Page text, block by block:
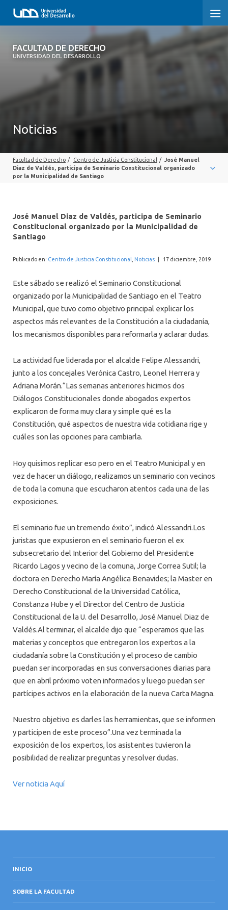
FACULTAD DE DERECHO
UNIVERSIDAD DEL DESARROLLO
FACULTAD DE DERECHO
SOBRE LA FACULTAD
PROFESORES
INTERNACIONAL
Noticias
Facultad de Derecho / Centro de Justicia Constitucional / José Manuel
Diaz de Valdés, participa de Seminario Constitucional organizado
por la Municipalidad de Santiago
José Manuel Diaz de Valdés, participa de Seminario
Constitucional organizado por la Municipalidad de
Santiago
Publicado en: Centro de Justicia Constitucional Noticias 17 diciembre, 2019
Este sábado se realizó el Seminario Constitucional
organizado por la Municipalidad de Santiago en el Teatro
Municipal, que tuvo como objetivo principal explicar los
aspectos más relevantes de la Constitución a la ciudadanía,
los mecanismos disponibles para reformarla y aclarar dudas.
La actividad fue liderada por el alcalde Felipe Alessandri,
junto a los concejales Verónica Castro, Leonel Herrera y
Adriana Morán.“Las semanas anteriores hicimos dos
Diálogos Constitucionales donde abogados expertos
explicaron de forma muy clara y simple qué es la
Constitución, qué aspectos de nuestra vida cotidiana rige y
cuáles son las opciones para cambiarla.
Hoy quisimos replicar eso pero en el Teatro Municipal y en
vez de hacer un diálogo, realizamos un seminario con vecinos
de toda la comuna que escucharon atentos cada una de las
exposiciones.
El seminario fue un tremendo éxito”, indicó Alessandri.Los
juristas que expusieron en el seminario fueron el ex
subsecretario del Interior del Gobierno del Presidente
Ricardo Lagos y vecino de la comuna, Jorge Correa Sutil; la
doctora en Derecho María Angélica Benavides; la Master en
Derecho Constitucional de la Universidad Católica,
Constanza Hube y el Director del Centro de Justicia
Constitucional de la U. del Desarrollo, José Manuel Diaz de
Valdés.Al terminar, el alcalde dijo que “esperamos que las
materias y conceptos que entregaron los expertos a la
ciudadanía sobre la Constitución y el proceso de cambio
puedan ser incorporadas en sus conversaciones diarias para
que en abril próximo voten informados y luego puedan ser
partícipes activos en la elaboración de la nueva Carta Magna.
Nuestro objetivo es darles las herramientas, que se informen
y participen de este proceso”.Una vez terminada la
exposición de los expertos, los asistentes tuvieron la
posibilidad de realizar preguntas y resolver dudas.
Ver noticia Aquí
INICIO
SOBRE LA FACULTAD